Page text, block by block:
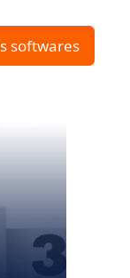
softwares